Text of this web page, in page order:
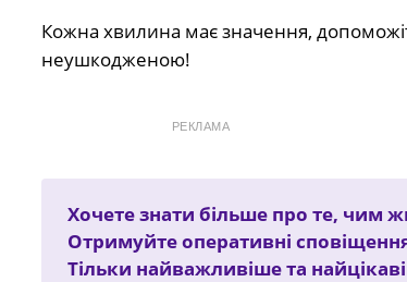
Кожна хвилина має значення,
неушкодженою!
РЕКЛАМА
Хочете знати більше про те, чим
Отримуйте оперативні
Тільки найважливіше та